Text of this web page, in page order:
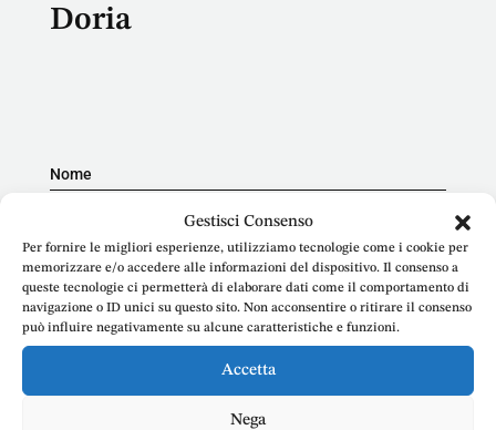
Gestisci Consenso
Per fornire le migliori esperienze, utilizziamo tecnologie come i cookie per
memorizzare e/o accedere alle informazioni del dispositivo. Il consenso a
queste tecnologie ci permetterà di elaborare dati come il comportamento di
navigazione o ID unici su questo sito. Non acconsentire o ritirare il consenso
può influire negativamente su alcune caratteristiche e funzioni.
Accetta
Nega
Doria
Nome
E-mail